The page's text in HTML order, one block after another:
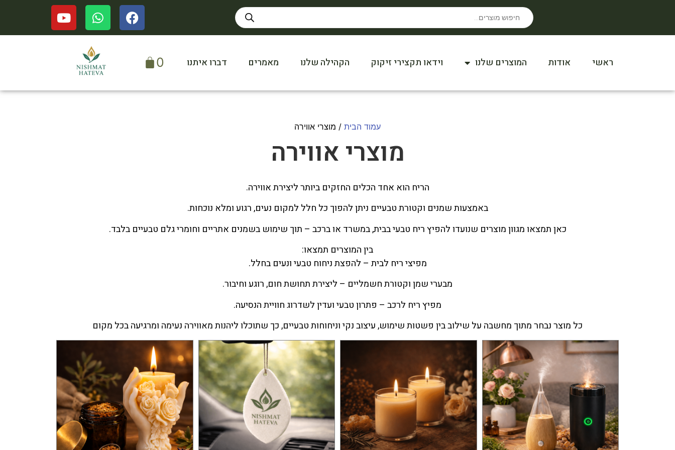
ראשי אודות המוצרים שלנו וידאו תקצירי זיקוק הקהילה שלנו מאמרים דברו איתנו 0
עמוד הבית / מוצרי אווירה
מוצרי אווירה
הריח הוא אחד הכלים החזקים ביותר ליצירת אווירה.
באמצעות שמנים וקטורת טבעיים ניתן להפוך כל חלל למקום נעים, רגוע ומלא נוכחות.
כאן תמצאו מגוון מוצרים שנועדו להפיץ ריח טבעי בבית, במשרד או ברכב – תוך שימוש בשמנים אתריים וחומרי גלם טבעיים בלבד.
בין המוצרים תמצאו:
מפיצי ריח לבית – להפצת ניחוח טבעי ונעים בחלל.
מבערי שמן וקטורת חשמליים – ליצירת תחושת חום, רוגע וחיבור.
מפיץ ריח לרכב – פתרון טבעי ועדין לשדרוג חוויית הנסיעה.
כל מוצר נבחר מתוך מחשבה על שילוב בין פשטות שימוש, עיצוב נקי וניחוחות טבעיים, כך שתוכלו ליהנות מאווירה נעימה ומרגיעה בכל מקום